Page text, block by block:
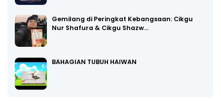
Gemilang di Peringkat Kebangsaan: Cikgu
Nur Shafura & Cikgu Shazw…
BAHAGIAN TUBUH HAIWAN